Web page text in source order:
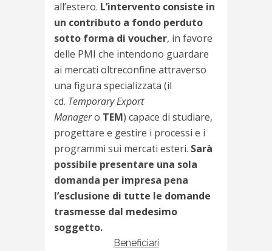
all’estero. L’intervento consiste in
un contributo a fondo perduto
sotto forma di voucher, in favore
delle PMI che intendono guardare
ai mercati oltreconfine attraverso
una figura specializzata (il
cd. Temporary Export
Managero TEM) capace di studiare,
progettare e gestire i processi e i
programmi sui mercati esteri. Sarà
possibile presentare una sola
domanda per impresa pena
l’esclusione di tutte le domande
trasmesse dal medesimo
soggetto.
Beneficiari